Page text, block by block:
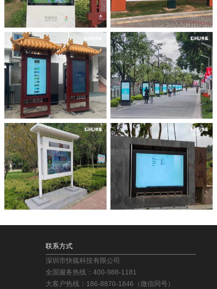
联系方式
深圳市快狐科技有限公司
全国服务热线：400-988-1181
大客户热线：186-8870-1846（微信同号）